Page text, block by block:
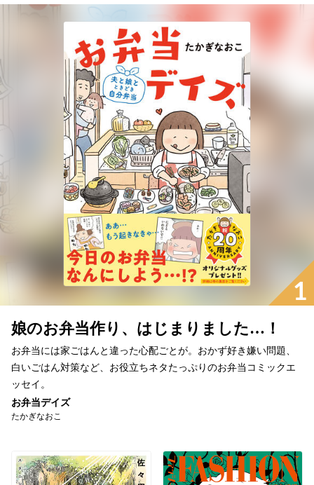
1
娘のお弁当作り、はじまりました…！
お弁当には家ごはんと違った心配ごとが。おかず好き嫌い問題、
白いごはん対策など、お役立ちネタたっぷりのお弁当コミックエ
ッセイ。
お弁当デイズ
たかぎなおこ